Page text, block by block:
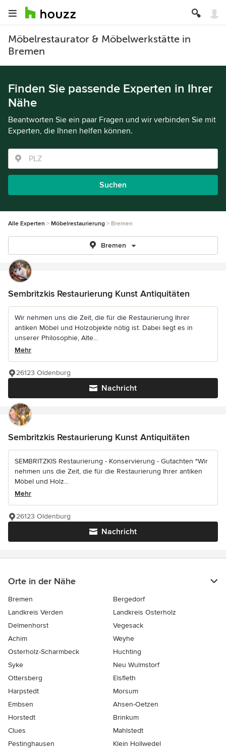
Möbelrestaurator & Möbelwerkstätte in
Bremen
Finden Sie passende Experten in Ihrer
Nähe
Beantworten Sie ein paar Fragen und wir verbinden Sie mit
Experten, die Ihnen helfen können.
Suchen
Alle Experten Möbelrestaurierung Bremen
Bremen
Sembritzkis Restaurierung Kunst Antiquitäten
Wir nehmen uns die Zeit, die für die Restaurierung Ihrer
antiken Möbel und Holzobjekte nötig ist. Dabei liegt es in
unserer Philosophie, Alte...
Mehr
Nachricht
26123 Oldenburg
Sembritzkis Restaurierung Kunst Antiquitäten
SEMBRITZKIS Restaurierung - Konservierung - Gutachten "Wir
nehmen uns die Zeit, die für die Restaurierung Ihrer antiken
Möbel und Holz...
Mehr
Nachricht
26123 Oldenburg
Orte in der Nähe
Bremen
Bergedorf
Landkreis Verden
Landkreis Osterholz
Delmenhorst
Vegesack
Achim
Weyhe
Osterholz-Scharmbeck
Huchting
Syke
Neu Wulmstorf
Ottersberg
Elsfleth
Harpstedt
Morsum
Embsen
Ahsen-Oetzen
Horstedt
Brinkum
Clues
Mahlstedt
Pestinghausen
Klein Hollwedel